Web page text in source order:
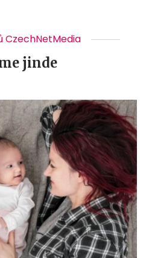
CzechNetMedia
jinde